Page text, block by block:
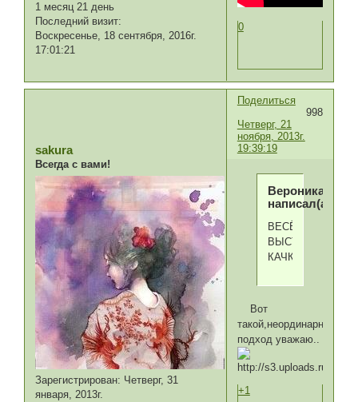
1 месяц 21 день
Последний визит:
Воскресенье, 18 сентября, 2016г.
17:01:21
0
Поделиться
998
Четверг, 21
ноября, 2013г.
19:39:19
sakura
Всегда с вами!
Зарегистрирован: Четверг, 31
января, 2013г.
Вероника
написал(а):
ВЕСЁЛОЕ
ВЫСТУПЛЕНИЕ
КАЧКА...
Вот
такой,неординарный
подход уважаю..
+1